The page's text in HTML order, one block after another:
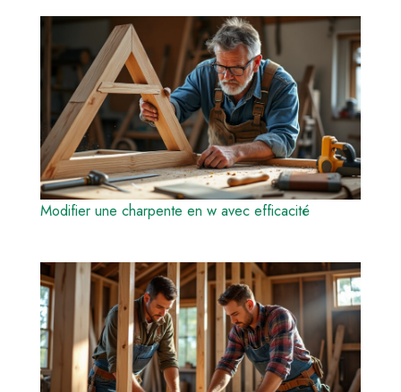
Modifier une charpente en w avec efficacité